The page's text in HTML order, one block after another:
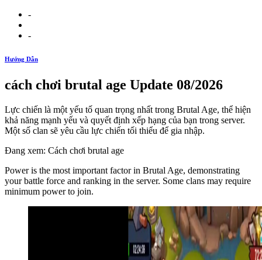
-
-
Hướng Dẫn
cách chơi brutal age Update 08/2026
Lực chiến là một yếu tố quan trọng nhất trong Brutal Age, thể hiện
khả năng mạnh yếu và quyết định xếp hạng của bạn trong server.
Một số clan sẽ yêu cầu lực chiến tối thiểu để gia nhập.
Đang xem: Cách chơi brutal age
Power is the most important factor in Brutal Age, demonstrating
your battle force and ranking in the server. Some clans may require
minimum power to join.